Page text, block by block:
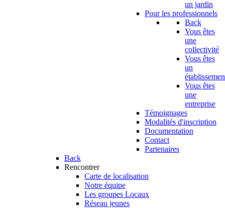
un jardin
Pour les professionnels
Back
Vous êtes
une
collectivité
Vous êtes
un
Vous êtes
une
entreprise
Témoignages
Modalités d'inscription
Documentation
Contact
Partenaires
Back
Rencontrer
Carte de localisation
Notre équipe
Les groupes Locaux
Réseau jeunes